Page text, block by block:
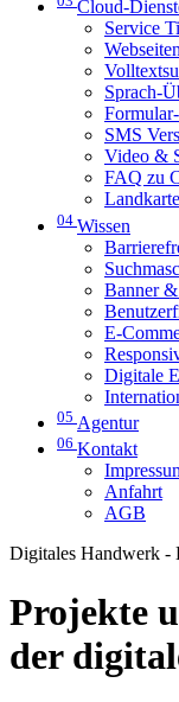
Cloud-
Service
Sprach-
SMS
Video &
FAQ zu
04 Wissen
Banner
E-
Digitale
05 Agentur
06 Kontakt
Anfahrt
AGB
Digitales Handwerk -
Projekte
der